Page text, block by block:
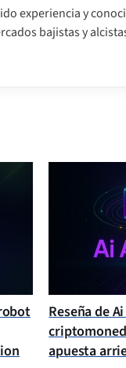
experiencia y
bajistas y
Reseña de
apuesta